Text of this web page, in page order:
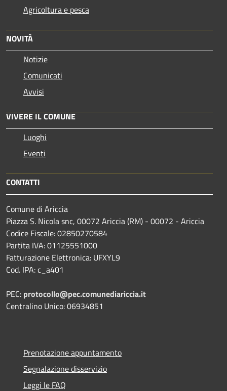
Agricoltura e pesca
NOVITÀ
Notizie
Comunicati
Avvisi
VIVERE IL COMUNE
Luoghi
Eventi
CONTATTI
Comune di Ariccia
Piazza S. Nicola snc, 00072 Ariccia (RM) - 00072 - Ariccia
Codice Fiscale: 02850270584
Partita IVA: 01125551000
Fatturazione Elettronica: UFXYL9
Cod. IPA: c_a401
PEC: protocollo@pec.comunediariccia.it
Centralino Unico: 06934851
Prenotazione appuntamento
Segnalazione disservizio
Leggi le FAQ